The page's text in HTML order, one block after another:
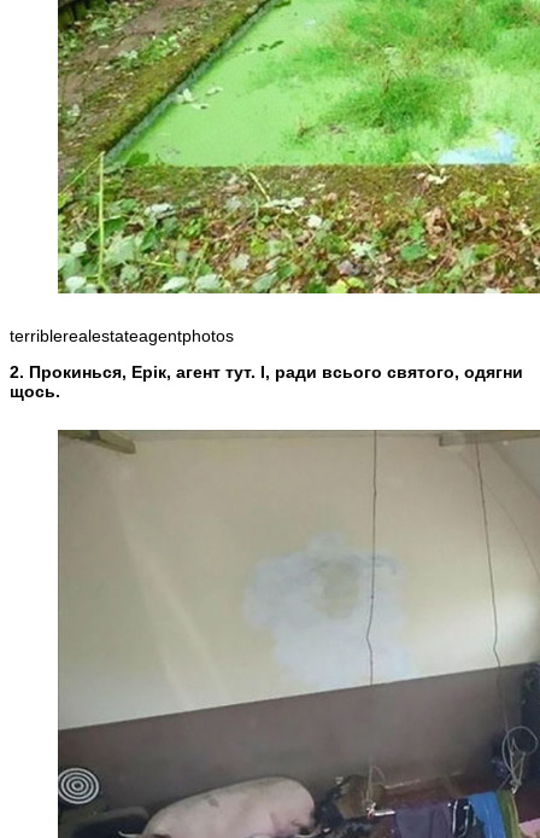
terriblerealestateagentphotos
2. Прокинься, Ерік, агент тут. І, ради всього святого, одягни
щось.